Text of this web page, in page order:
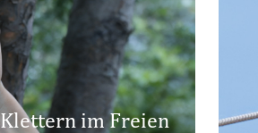
Klettern im Freien